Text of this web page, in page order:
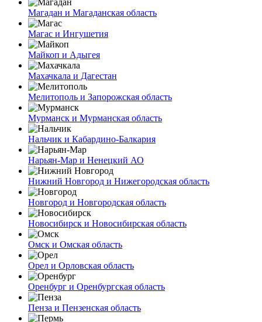
Магадан и Магаданская область
Магас и Ингушетия
Майкоп и Адыгея
Махачкала и Дагестан
Мелитополь и Запорожская область
Мурманск и Мурманская область
Нальчик и Кабардино-Балкария
Нарьян-Мар и Ненецкий АО
Нижний Новгород и Нижегородская область
Новгород и Новгородская область
Новосибирск и Новосибирская область
Омск и Омская область
Орел и Орловская область
Оренбург и Оренбургская область
Пенза и Пензенская область